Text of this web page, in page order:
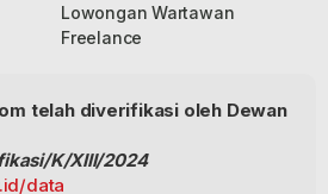
Lowongan Wartawan
Freelance
telah diverifikasi oleh Dewan
K/XIII/2024
data